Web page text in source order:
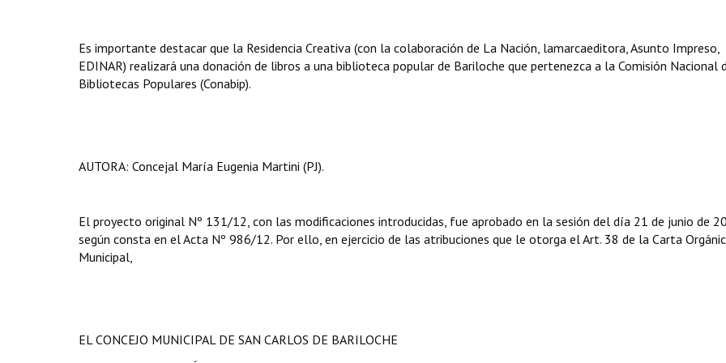
Es importante destacar que la Residencia Creativa (con la colaboración de La Nación, lamarcaeditora, Asunto Impreso,
EDINAR) realizará una donación de libros a una biblioteca popular de Bariloche que pertenezca a la Comisión Nacional
Bibliotecas Populares (Conabip).
AUTORA: Concejal María Eugenia Martini (PJ).
El proyecto original Nº 131/12, con las modificaciones introducidas, fue aprobado en la sesión del día 21 de junio de
según consta en el Acta Nº 986/12. Por ello, en ejercicio de las atribuciones que le otorga el Art. 38 de la Carta
Municipal,
EL CONCEJO MUNICIPAL DE SAN CARLOS DE BARILOCHE